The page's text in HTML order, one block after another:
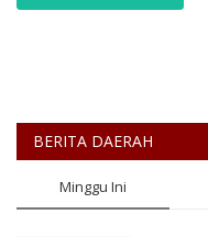
BERITA DAERAH
Minggu Ini